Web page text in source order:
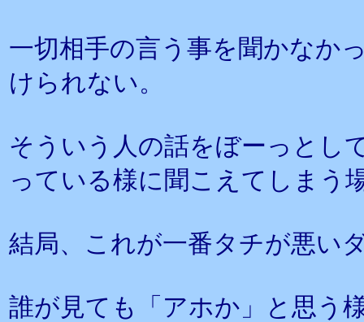
一切相手の言う事を聞かなか
けられない。
そういう人の話をぼーっとし
っている様に聞こえてしまう
結局、これが一番タチが悪い
誰が見ても「アホか」と思う